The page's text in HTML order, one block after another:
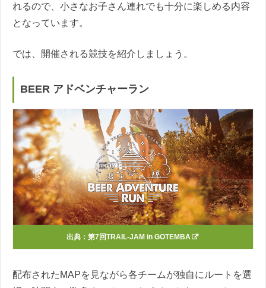
れるので、小さなお子さん連れでも十分に楽しめる内容
となっています。
では、開催される競技を紹介しましょう。
BEER アドベンチャーラン
出典： 第7回TRAIL-JAM in GOTEMBA
配布されたMAPを見ながら各チームが独自にルートを選